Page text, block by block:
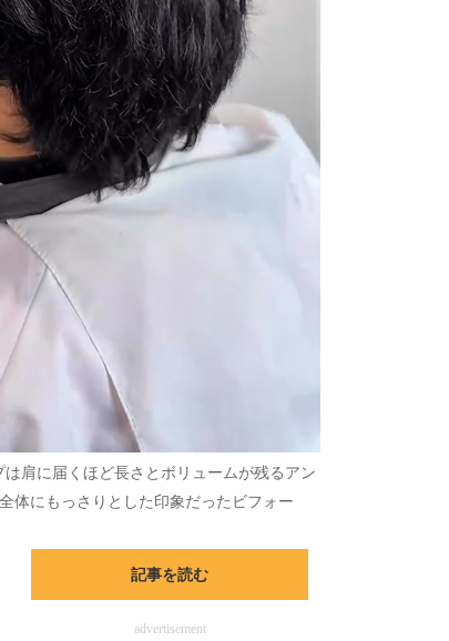
肩に届くほど長さとボリュームが残るアン
体にもっさりとした印象だったビフォー
記事を読む
advertisement